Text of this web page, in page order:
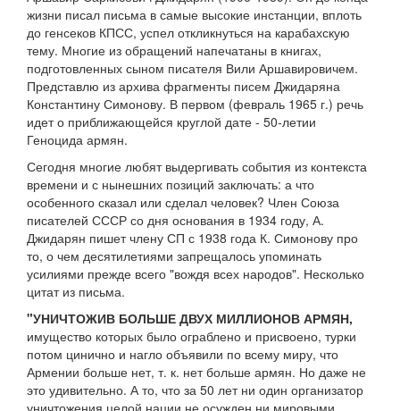
жизни писал письма в самые высокие инстанции, вплоть
до генсеков КПСС, успел откликнуться на карабахскую
тему. Многие из обращений напечатаны в книгах,
подготовленных сыном писателя Вили Аршавировичем.
Представлю из архива фрагменты писем Джидаряна
Константину Симонову. В первом (февраль 1965 г.) речь
идет о приближающейся круглой дате - 50-летии
Геноцида армян.
Сегодня многие любят выдергивать события из контекста
времени и с нынешних позиций заключать: а что
особенного сказал или сделал человек? Член Союза
писателей СССР со дня основания в 1934 году, А.
Джидарян пишет члену СП с 1938 года К. Симонову про
то, о чем десятилетиями запрещалось упоминать
усилиями прежде всего "вождя всех народов". Несколько
цитат из письма.
"УНИЧТОЖИВ БОЛЬШЕ ДВУХ МИЛЛИОНОВ АРМЯН,
имущество которых было ограблено и присвоено, турки
потом цинично и нагло объявили по всему миру, что
Армении больше нет, т. к. нет больше армян. Но даже не
это удивительно. А то, что за 50 лет ни один организатор